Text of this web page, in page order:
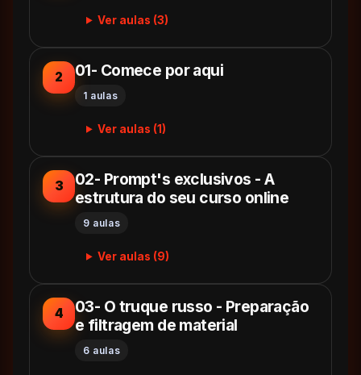
Ver aulas (3)
2 01- Comece por aqui
1 aulas
Ver aulas (1)
3
02- Prompt's exclusivos - A
estrutura do seu curso online
9 aulas
Ver aulas (9)
4
03- O truque russo - Preparação
e filtragem de material
6 aulas